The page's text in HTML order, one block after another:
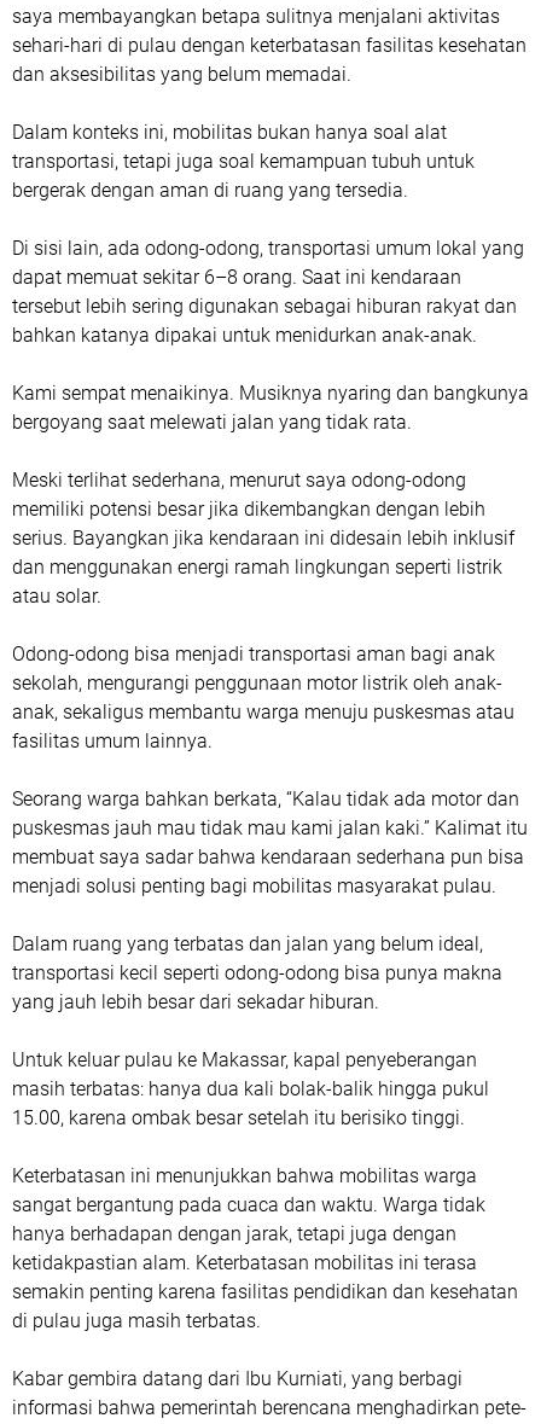
saya membayangkan betapa sulitnya menjalani aktivitas
sehari-hari di pulau dengan keterbatasan fasilitas kesehatan
dan aksesibilitas yang belum memadai.
Dalam konteks ini, mobilitas bukan hanya soal alat
transportasi, tetapi juga soal kemampuan tubuh untuk
bergerak dengan aman di ruang yang tersedia.
Di sisi lain, ada odong-odong, transportasi umum lokal yang
dapat memuat sekitar 6–8 orang. Saat ini kendaraan
tersebut lebih sering digunakan sebagai hiburan rakyat dan
bahkan katanya dipakai untuk menidurkan anak-anak.
Kami sempat menaikinya. Musiknya nyaring dan bangkunya
bergoyang saat melewati jalan yang tidak rata.
Meski terlihat sederhana, menurut saya odong-odong
memiliki potensi besar jika dikembangkan dengan lebih
serius. Bayangkan jika kendaraan ini didesain lebih inklusif
dan menggunakan energi ramah lingkungan seperti listrik
atau solar.
Odong-odong bisa menjadi transportasi aman bagi anak
sekolah, mengurangi penggunaan motor listrik oleh anak-
anak, sekaligus membantu warga menuju puskesmas atau
fasilitas umum lainnya.
Seorang warga bahkan berkata, “Kalau tidak ada motor dan
puskesmas jauh mau tidak mau kami jalan kaki.” Kalimat itu
membuat saya sadar bahwa kendaraan sederhana pun bisa
menjadi solusi penting bagi mobilitas masyarakat pulau.
Dalam ruang yang terbatas dan jalan yang belum ideal,
transportasi kecil seperti odong-odong bisa punya makna
yang jauh lebih besar dari sekadar hiburan.
Untuk keluar pulau ke Makassar, kapal penyeberangan
masih terbatas: hanya dua kali bolak-balik hingga pukul
15.00, karena ombak besar setelah itu berisiko tinggi.
Keterbatasan ini menunjukkan bahwa mobilitas warga
sangat bergantung pada cuaca dan waktu. Warga tidak
hanya berhadapan dengan jarak, tetapi juga dengan
ketidakpastian alam. Keterbatasan mobilitas ini terasa
semakin penting karena fasilitas pendidikan dan kesehatan
di pulau juga masih terbatas.
Kabar gembira datang dari Ibu Kurniati, yang berbagi
informasi bahwa pemerintah berencana menghadirkan pete-